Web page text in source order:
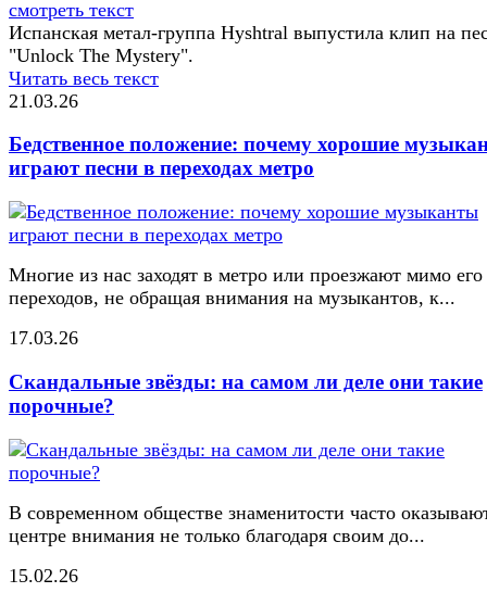
смотреть текст
Испанская метал-группа Hyshtral выпустила клип на
"Unlock The Mystery".
Читать весь текст
21.03.26
Бедственное положение: почему хорошие
играют песни в переходах метро
Многие из нас заходят в метро или проезжают мимо его
переходов, не обращая внимания на музыкантов, к...
17.03.26
Скандальные звёзды: на самом ли деле они такие
порочные?
В современном обществе знаменитости часто
центре внимания не только благодаря своим до...
15.02.26